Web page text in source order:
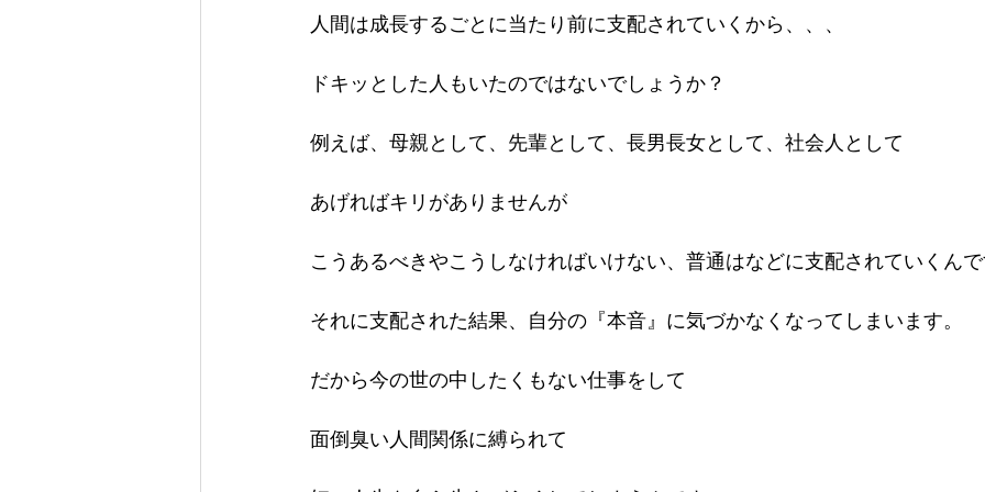
人間は成長するごとに当たり前に支配されていくから、、、
ドキッとした人もいたのではないでしょうか？
例えば、母親として、先輩として、長男長女として、社会人として
あげればキリがありませんが
こうあるべきやこうしなければいけない、普通はなどに支配されていくん
それに支配された結果、自分の『本音』に気づかなくなってしまいます。
だから今の世の中したくもない仕事をして
面倒臭い人間関係に縛られて